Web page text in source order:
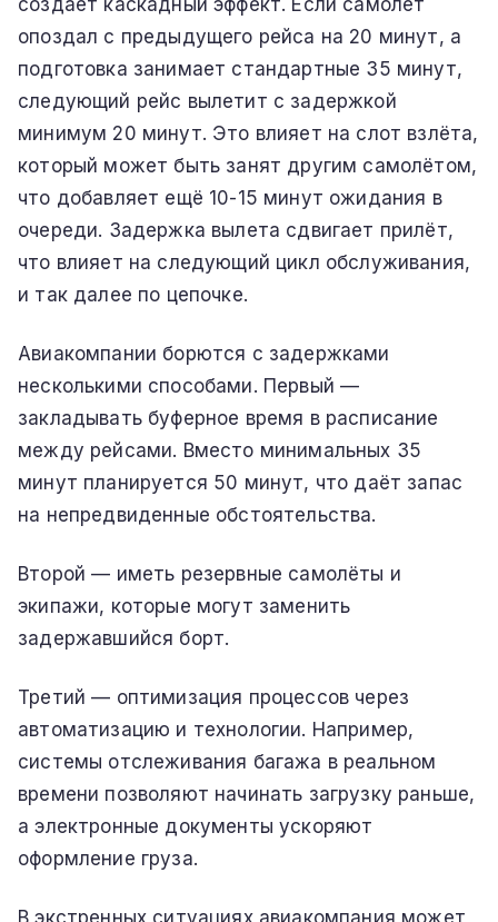
создаёт каскадный эффект. Если самолёт
опоздал с предыдущего рейса на 20 минут, а
подготовка занимает стандартные 35 минут,
следующий рейс вылетит с задержкой
минимум 20 минут. Это влияет на слот взлёта,
который может быть занят другим самолётом,
что добавляет ещё 10-15 минут ожидания в
очереди. Задержка вылета сдвигает прилёт,
что влияет на следующий цикл обслуживания,
и так далее по цепочке.
Авиакомпании борются с задержками
несколькими способами. Первый —
закладывать буферное время в расписание
между рейсами. Вместо минимальных 35
минут планируется 50 минут, что даёт запас
на непредвиденные обстоятельства.
Второй — иметь резервные самолёты и
экипажи, которые могут заменить
задержавшийся борт.
Третий — оптимизация процессов через
автоматизацию и технологии. Например,
системы отслеживания багажа в реальном
времени позволяют начинать загрузку раньше,
а электронные документы ускоряют
оформление груза.